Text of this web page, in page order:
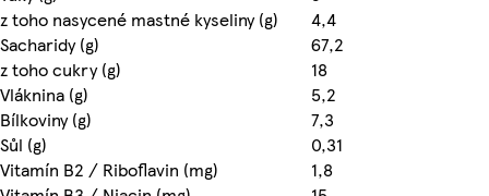
z toho nasycené mastné kyseliny (g)
4,4
Sacharidy (g)
67,2
z toho cukry (g)
18
Vláknina (g)
5,2
Bílkoviny (g)
7,3
Sůl (g)
0,31
Vitamín B2 / Riboflavin (mg)
1,8